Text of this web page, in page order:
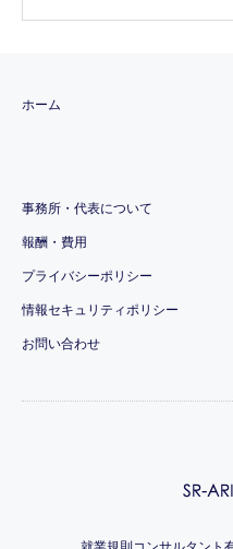
ホーム
事務所・代表について
報酬・費用
プライバシーポリシー
情報セキュリティポリシー
お問い合わせ